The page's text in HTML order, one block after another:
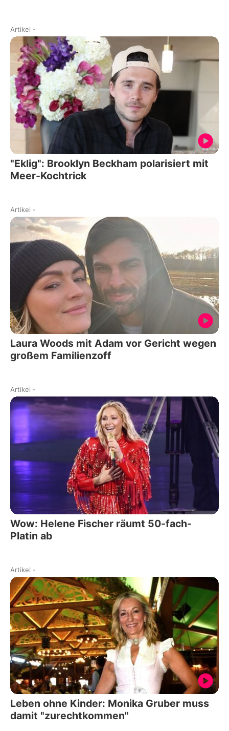
Artikel -
"Eklig": Brooklyn Beckham polarisiert mit
Meer-Kochtrick
Artikel -
Laura Woods mit Adam vor Gericht wegen
großem Familienzoff
Artikel -
Wow: Helene Fischer räumt 50-fach-
Platin ab
Artikel -
Leben ohne Kinder: Monika Gruber muss
damit "zurechtkommen"